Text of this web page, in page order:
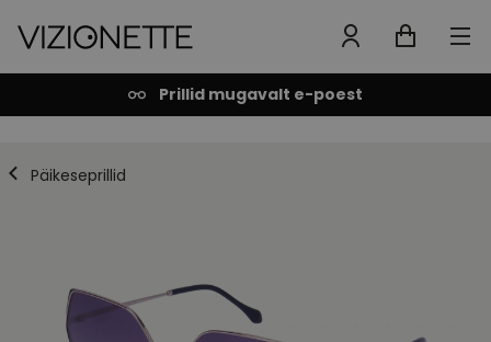
Prillid mugavalt e-poest
Päikeseprillid